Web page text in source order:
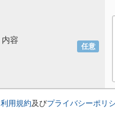
任意
内容
利用規約及びプライバシーポリ